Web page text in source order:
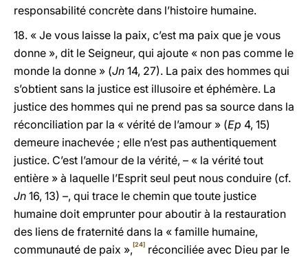
responsabilité concrète dans l’histoire humaine.
18. « Je vous laisse la paix, c’est ma paix que je vous
donne », dit le Seigneur, qui ajoute « non pas comme le
monde la donne » (Jn 14, 27). La paix des hommes qui
s’obtient sans la justice est illusoire et éphémère. La
justice des hommes qui ne prend pas sa source dans la
réconciliation par la « vérité de l’amour » (Ep 4, 15)
demeure inachevée ; elle n’est pas authentiquement
justice. C’est l’amour de la vérité, – « la vérité tout
entière » à laquelle l’Esprit seul peut nous conduire (cf.
Jn 16, 13) –, qui trace le chemin que toute justice
humaine doit emprunter pour aboutir à la restauration
des liens de fraternité dans la « famille humaine,
communauté de paix »,[24] réconciliée avec Dieu par le